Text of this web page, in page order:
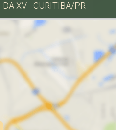
DA XV - CURITIBA/PR